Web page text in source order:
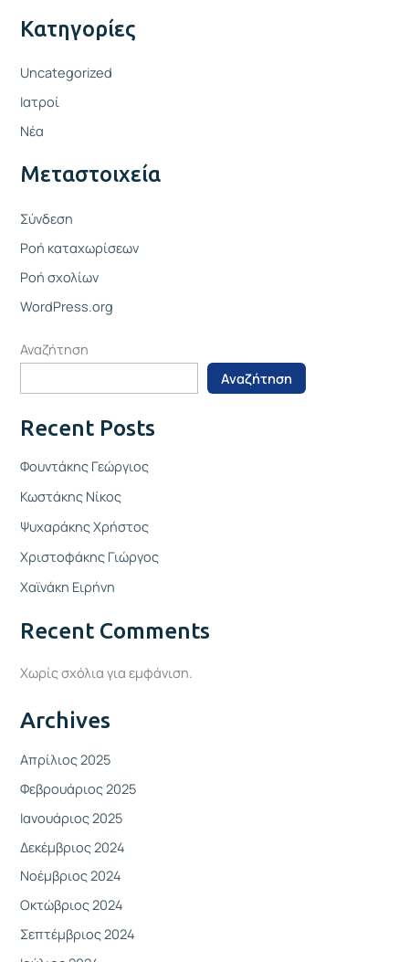
Kατηγορίες
Uncategorized
Ιατροί
Νέα
Μεταστοιχεία
Σύνδεση
Ροή καταχωρίσεων
Ροή σχολίων
WordPress.org
Αναζήτηση
Αναζήτηση
Recent Posts
Φουντάκης Γεώργιος
Κωστάκης Νίκος
Ψυχαράκης Χρήστος
Χριστοφάκης Γιώργος
Χαϊνάκη Ειρήνη
Recent Comments
Χωρίς σχόλια για εμφάνιση.
Archives
Απρίλιος 2025
Φεβρουάριος 2025
Ιανουάριος 2025
Δεκέμβριος 2024
Νοέμβριος 2024
Οκτώβριος 2024
Σεπτέμβριος 2024